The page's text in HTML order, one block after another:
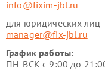
info@fixim-jbl.ru
для юридических лиц
manager@fix-jbl.ru
График работы:
ПН-ВСК с 9:00 до